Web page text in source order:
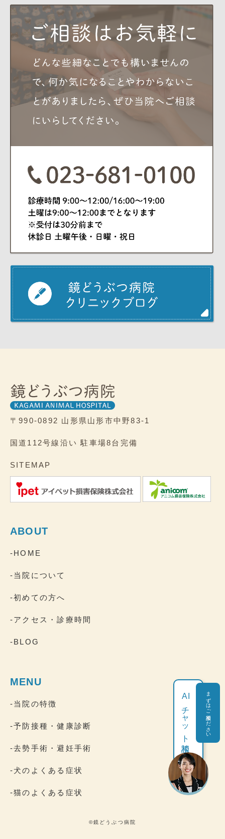
〒990-0892 山形県山形市中野83-1
国道112号線沿い 駐車場8台完備
SITEMAP
ABOUT
-HOME
-当院について
-初めての方へ
-アクセス・診療時間
-BLOG
MENU
-当院の特徴
-予防接種・健康診断
-去勢手術・避妊手術
-犬のよくある症状
-猫のよくある症状
©鏡どうぶつ病院
AI
チャット相談 まずはご相談ください